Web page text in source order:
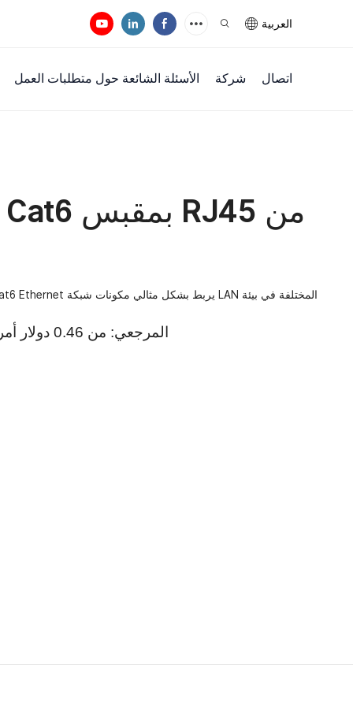
العربية
الأسئلة الشائعة حول متطلبات العمل شركة اتصال
سعر FOB المرجعي: من 0.46 دولار أمريكي إلى 15.22 دولار أمريكي